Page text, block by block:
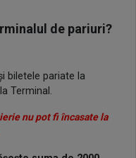
de pariuri?
biletele pariate la
Terminal.
nu pot fi încasate la